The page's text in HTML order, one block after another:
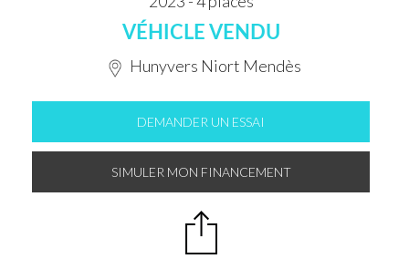
VÉHICLE VENDU
Hunyvers Niort Mendès
DEMANDER UN ESSAI
SIMULER MON FINANCEMENT